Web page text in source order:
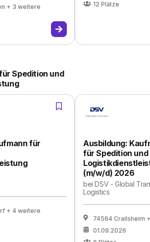
+ 3 weitere
12 Plätze
Spedition und
für
+ 4 weitere
Ausbildung:
für Spedition und
(m/w/d) 2026
beiDSV - Global
Logistics
74564 Crailsheim
01.09.2026